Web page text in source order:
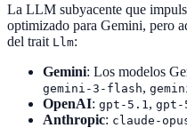
La LLM subyacente que
optimizado para Gemini, pero
del trait Llm:
Gemini: Los modelos
gemini-3-flash,
OpenAI: gpt-5.1 , gpt-
Anthropic: claude-